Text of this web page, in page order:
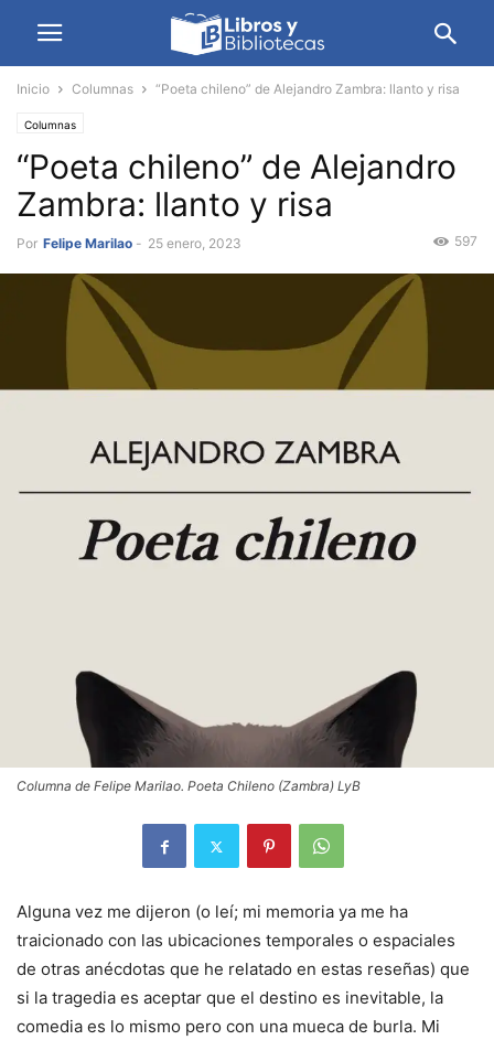
Inicio Columnas “Poeta chileno” de Alejandro Zambra: llanto y risa
Columnas
“Poeta chileno” de Alejandro
Zambra: llanto y risa
Por Felipe Marilao - 25 enero, 2023 597
Columna de Felipe Marilao. Poeta Chileno (Zambra) LyB
Alguna vez me dijeron (o leí; mi memoria ya me ha
traicionado con las ubicaciones temporales o espaciales
de otras anécdotas que he relatado en estas reseñas) que
si la tragedia es aceptar que el destino es inevitable, la
comedia es lo mismo pero con una mueca de burla. Mi